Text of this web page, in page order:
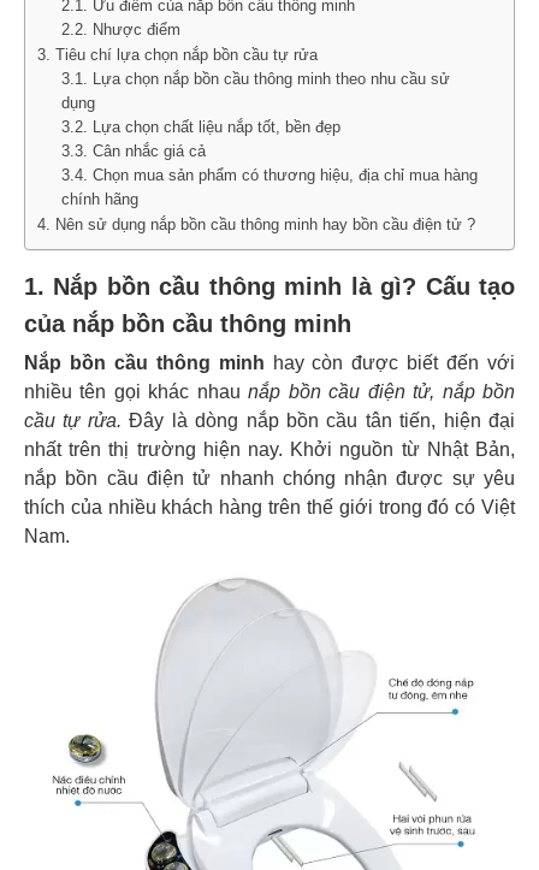
2.1. Ưu điểm của nắp bồn cầu thông minh
2.2. Nhược điểm
3. Tiêu chí lựa chọn nắp bồn cầu tự rửa
3.1. Lựa chọn nắp bồn cầu thông minh theo nhu cầu sử
dụng
3.2. Lựa chọn chất liệu nắp tốt, bền đẹp
3.3. Cân nhắc giá cả
3.4. Chọn mua sản phẩm có thương hiệu, địa chỉ mua hàng
chính hãng
4. Nên sử dụng nắp bồn cầu thông minh hay bồn cầu điện tử ?
1. Nắp bồn cầu thông minh là gì? Cấu tạo
của nắp bồn cầu thông minh
Nắp bồn cầu thông minh hay còn được biết đến với
nhiều tên gọi khác nhaunắp bồn cầu điện tử, nắp bồn
cầu tự rửa.Đây là dòng nắp bồn cầu tân tiến, hiện đại
nhất trên thị trường hiện nay. Khởi nguồn từ Nhật Bản,
nắp bồn cầu điện tử nhanh chóng nhận được sự yêu
thích của nhiều khách hàng trên thế giới trong đó có Việt
Nam.